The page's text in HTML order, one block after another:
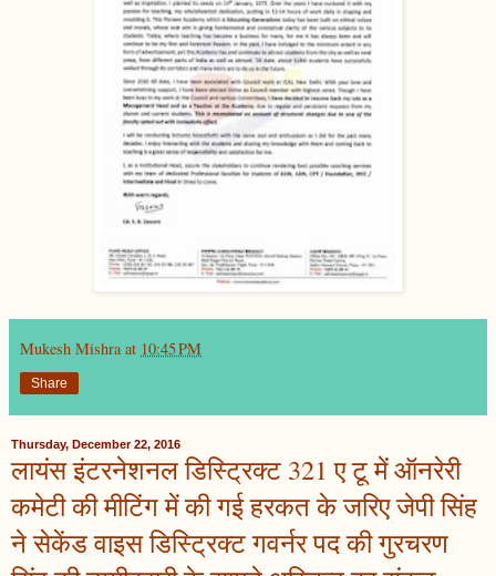
Mukesh Mishra at 10:45 PM
Share
Thursday, December 22, 2016
लायंस इंटरनेशनल डिस्ट्रिक्ट 321 ए टू में ऑनरेरी
कमेटी की मीटिंग में की गई हरकत के जरिए जेपी सिंह
ने सेकेंड वाइस डिस्ट्रिक्ट गवर्नर पद की गुरचरण